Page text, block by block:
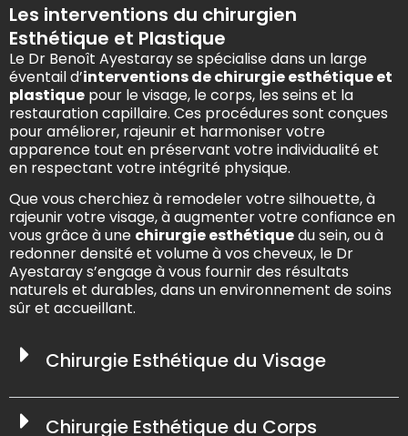
Les interventions du chirurgien
Esthétique et Plastique
Le Dr Benoît Ayestaray se spécialise dans un large
éventail d’interventions de chirurgie esthétique et
plastique pour le visage, le corps, les seins et la
restauration capillaire. Ces procédures sont conçues
pour améliorer, rajeunir et harmoniser votre
apparence tout en préservant votre individualité et
en respectant votre intégrité physique.
Que vous cherchiez à remodeler votre silhouette, à
rajeunir votre visage, à augmenter votre confiance en
vous grâce à une chirurgie esthétiquedu sein, ou à
redonner densité et volume à vos cheveux, le Dr
Ayestaray s’engage à vous fournir des résultats
naturels et durables, dans un environnement de soins
sûr et accueillant.
Chirurgie Esthétique du Visage
Chirurgie Esthétique du Corps